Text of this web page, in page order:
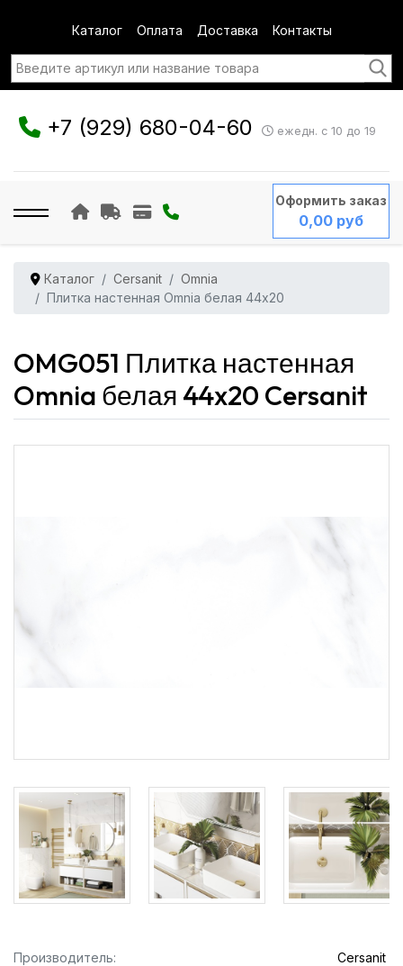
Каталог Оплата Доставка Контакты
+7 (929) 680-04-60 ежедн. с 10 до 19
Оформить заказ
0,00 руб
Каталог Cersanit
Omnia
Плитка настенная Omnia белая 44x20
OMG051 Плитка настенная
Omnia белая 44x20 Cersanit
Производитель: Cersanit